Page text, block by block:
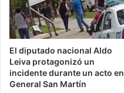
El diputado nacional Aldo
Leiva protagonizó un
incidente durante un acto en
General San Martín